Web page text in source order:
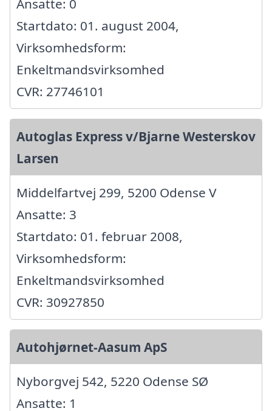
Ansatte: 0
Startdato: 01. august 2004,
Virksomhedsform:
Enkeltmandsvirksomhed
CVR: 27746101
Autoglas Express v/Bjarne Westerskov
Larsen
Middelfartvej 299, 5200 Odense V
Ansatte: 3
Startdato: 01. februar 2008,
Virksomhedsform:
Enkeltmandsvirksomhed
CVR: 30927850
Autohjørnet-Aasum ApS
Nyborgvej 542, 5220 Odense SØ
Ansatte: 1